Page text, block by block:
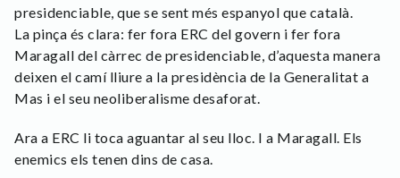
presidenciable, que se sent més espanyol que català.
La pinça és clara: fer fora ERC del govern i fer fora
Maragall del càrrec de presidenciable, d’aquesta manera
deixen el camí lliure a la presidència de la Generalitat a
Mas i el seu neoliberalisme desaforat.
Ara a ERC li toca aguantar al seu lloc. I a Maragall. Els
enemics els tenen dins de casa.